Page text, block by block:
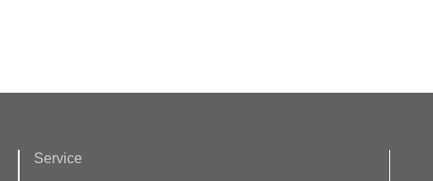
Service